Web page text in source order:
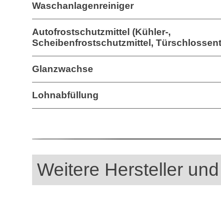
Waschanlagenreiniger
Autofrostschutzmittel (Kühler-,
Scheibenfrostschutzmittel,
Glanzwachse
Lohnabfüllung
Weitere Hersteller